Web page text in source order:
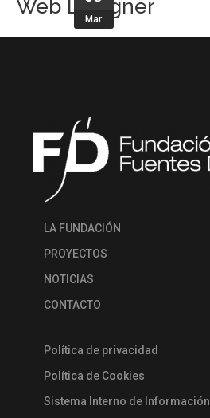
Mar
Web Designer
LA FUNDACIÓN
PROYECTOS
NOTICIAS
CONTACTO
Política de privacidad
Política de Cookies
Sistema Interno de Información